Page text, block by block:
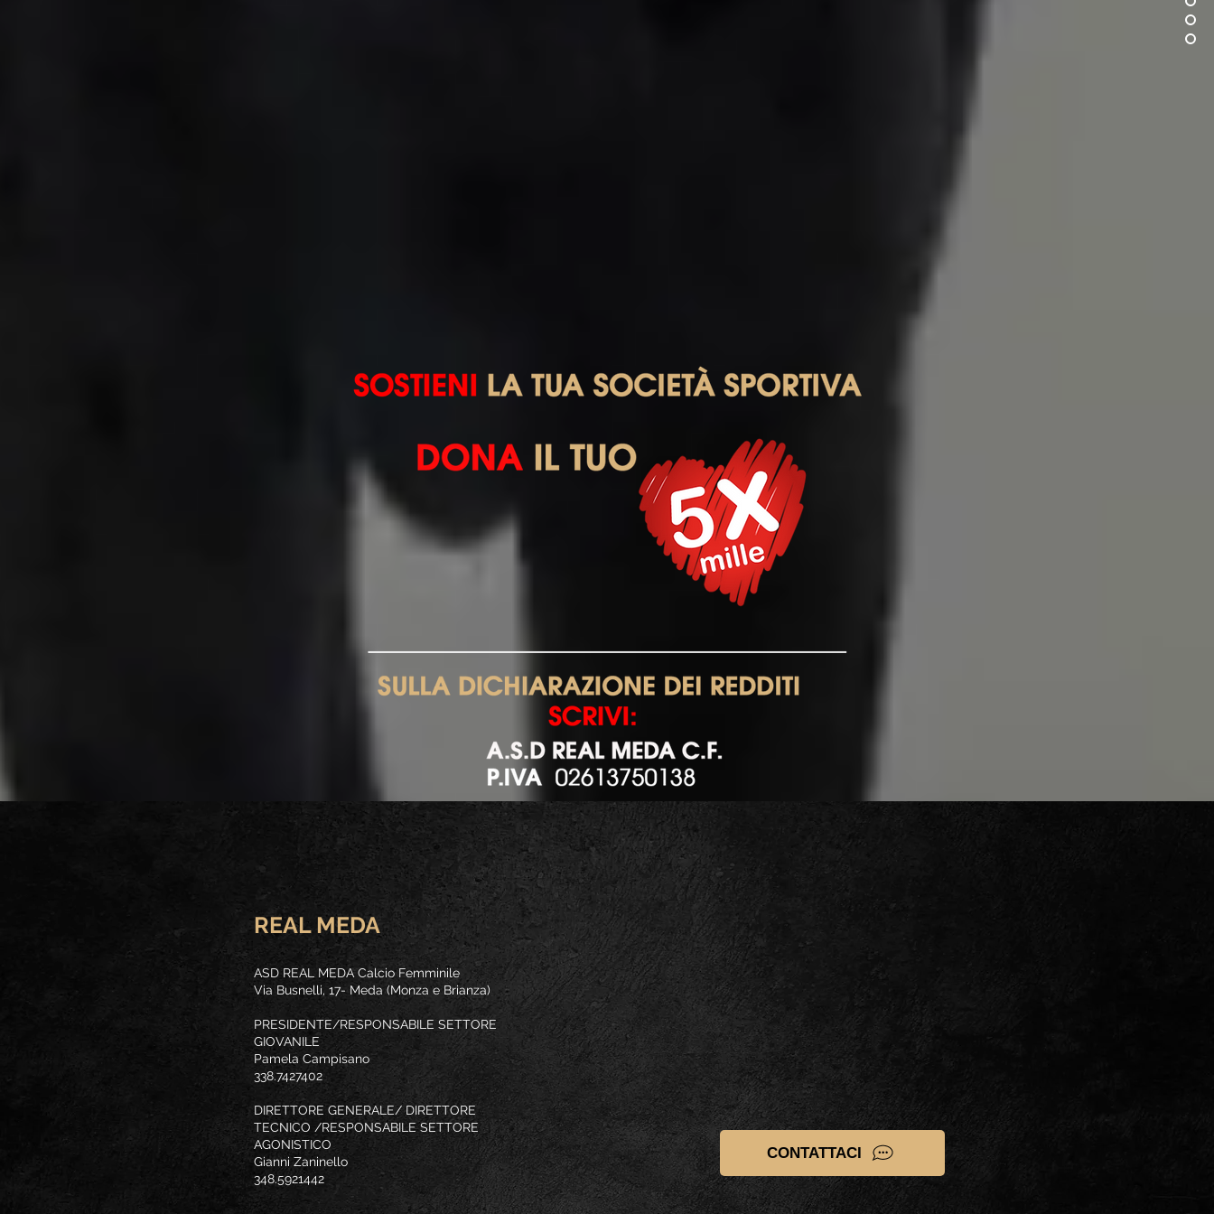
Contattaci
REAL MEDA
ASD REAL MEDA Calcio Femminile
Via Busnelli, 17- Meda (Monza e Brianza)
PRESIDENTE/RESPONSABILE SETTORE
GIOVANILE
Pamela Campisano
338.7427402
DIRETTORE GENERALE/ DIRETTORE
TECNICO /RESPONSABILE SETTORE
AGONISTICO
Gianni Zaninello
348.5921442
CONTATTACI